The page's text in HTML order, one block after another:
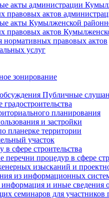
акты администрации
правовых актов
акты Кумылженской
правовых актов
нормативных правовых актов
услуг
зонирование
Публичные
планирования
и застройки
планерке территории
участок
в сфере строительства
процедур в сфере
изысканий и
из информационных
информация и иные сведения
семинаров для участников